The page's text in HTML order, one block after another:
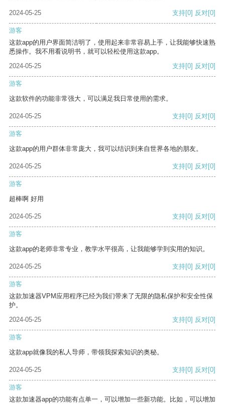
2024-05-25 支持[0] 反对[0]
游客
这款app的用户界面简洁明了，使用起来非常容易上手，让我能够快速熟
悉操作。我不用看说明书，就可以轻松使用这款app。
2024-05-25
支持[0] 反对[0]
游客
这款软件的功能非常强大，可以满足我日常使用的需求。
2024-05-25 支持[0] 反对[0]
游客
这款app的用户群体非常庞大，我可以结识到来自世界各地的朋友。
2024-05-25 支持[0] 反对[0]
游客
超棒啊 好用
2024-05-25 支持[0] 反对[0]
游客
这款app的老师非常专业，教学水平很高，让我能够学到实用的知识。
2024-05-25 支持[0] 反对[0]
游客
这款加速器VPM应用程序已经为我们带来了无限的隐私保护和安全性保
护。
2024-05-25
支持[0] 反对[0]
游客
这款app就像我的私人导师，带领我探索知识的奥秘。
2024-05-25 支持[0] 反对[0]
游客
这款加速器app的功能有点单一，可以增加一些新功能。比如，可以增加